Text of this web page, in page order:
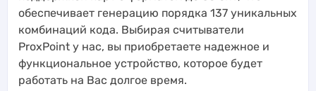
обеспечивает генерацию порядка 137 уникальных
комбинаций кода. Выбирая считыватели
ProxPoint у нас, вы приобретаете надежное и
функциональное устройство, которое будет
работать на Вас долгое время.